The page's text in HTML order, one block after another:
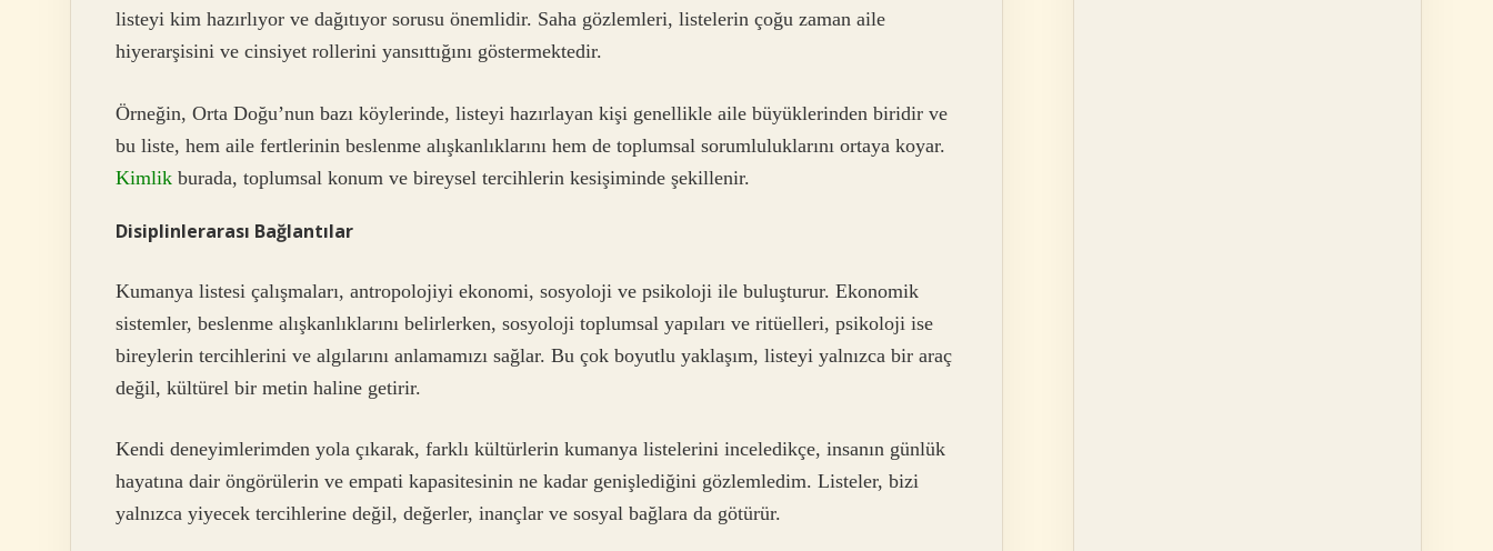
listeyi kim hazırlıyor ve dağıtıyor sorusu önemlidir. Saha gözlemleri, listelerin çoğu zaman aile
hiyerarşisini ve cinsiyet rollerini yansıttığını göstermektedir.
Örneğin, Orta Doğu’nun bazı köylerinde, listeyi hazırlayan kişi genellikle aile büyüklerinden biridir ve
bu liste, hem aile fertlerinin beslenme alışkanlıklarını hem de toplumsal sorumluluklarını ortaya koyar.
Kimlik burada, toplumsal konum ve bireysel tercihlerin kesişiminde şekillenir.
Disiplinlerarası Bağlantılar
Kumanya listesi çalışmaları, antropolojiyi ekonomi, sosyoloji ve psikoloji ile buluşturur. Ekonomik
sistemler, beslenme alışkanlıklarını belirlerken, sosyoloji toplumsal yapıları ve ritüelleri, psikoloji ise
bireylerin tercihlerini ve algılarını anlamamızı sağlar. Bu çok boyutlu yaklaşım, listeyi yalnızca bir araç
değil, kültürel bir metin haline getirir.
Kendi deneyimlerimden yola çıkarak, farklı kültürlerin kumanya listelerini inceledikçe, insanın günlük
hayatına dair öngörülerin ve empati kapasitesinin ne kadar genişlediğini gözlemledim. Listeler, bizi
yalnızca yiyecek tercihlerine değil, değerler, inançlar ve sosyal bağlara da götürür.